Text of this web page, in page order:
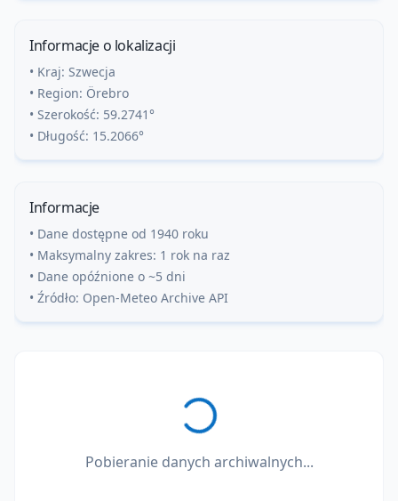
Informacje o lokalizacji
• Kraj: Szwecja
• Region: Örebro
• Szerokość: 59.2741°
• Długość: 15.2066°
Informacje
• Dane dostępne od 1940 roku
• Maksymalny zakres: 1 rok na raz
• Dane opóźnione o ~5 dni
• Źródło: Open-Meteo Archive API
Pobieranie danych archiwalnych...